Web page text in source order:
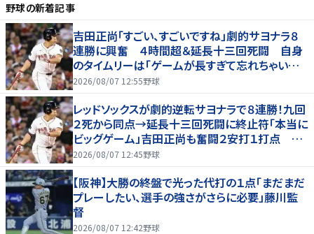
野球の新着記事
吉田正尚「すごい、すごいですね」劇的サヨナラ８
連勝に興奮 ４時間超＆延長十三回死闘 自身
のタイムリーは「ゲームが長すぎて忘れちゃいまし
た」
2026/08/07 12:55野球
レッドソックスが劇的逆転サヨナラで８連勝！九回
２死から同点→延長十三回死闘に終止符「本当に
ビッグゲーム」吉田正尚も奮闘２安打１打点 靴
下対決で驚異のスイープ
2026/08/07 12:45野球
【阪神】大勝の終盤で光った代打の１点「まだまだ
プレーしたい、選手の強さがさらに必要」藤川監
督
2026/08/07 12:42野球